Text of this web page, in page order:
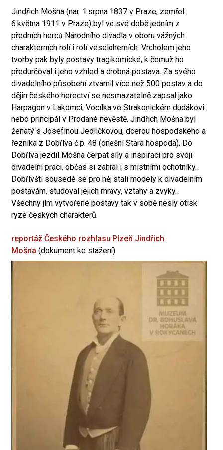
Jindřich Mošna (nar. 1.srpna 1837 v Praze, zemřel
6.května 1911 v Praze) byl ve své době jedním z
předních herců Národního divadla v oboru vážných
charakterních rolí i rolí veseloherních. Vrcholem jeho
tvorby pak byly postavy tragikomické, k čemuž ho
předurčoval i jeho vzhled a drobná postava. Za svého
divadelního působení ztvárnil více než 500 postav a do
dějin českého herectví se nesmazatelně zapsal jako
Harpagon v Lakomci, Vocílka ve Strakonickém dudákovi
nebo principál v Prodané nevěstě. Jindřich Mošna byl
ženatý s Josefínou Jedličkovou, dcerou hospodského a
řezníka z Dobříva č.p. 48 (dnešní Stará hospoda). Do
Dobříva jezdil Mošna čerpat síly a inspiraci pro svoji
divadelní práci, občas si zahrál i s místními ochotníky.
Dobřívští sousedé se pro něj stali modely k divadelním
postavám, studoval jejich mravy, vztahy a zvyky.
Všechny jím vytvořené postavy tak v sobě nesly otisk
ryze českých charakterů.
reportáž Českého rozhlasu Plzeň Jindřich
Mošna (dokument ke stažení)